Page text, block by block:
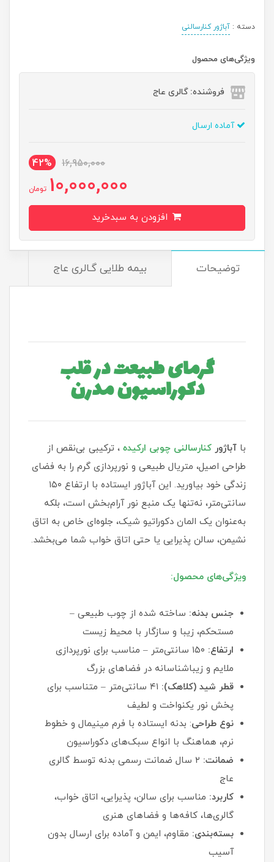
دسته : آباژور کنارسالنی
ویژگی‌های محصول
فروشنده: گالری عاج
آماده ارسال
16,950,000
42%
10,000,000 تومان
توضیحات بیمه طلایی گـالری عاج
گرمای طبیعت در قلب
دکوراسیون مدرن
با آباژور کنارسالنی چوبی ارکیده ، ترکیبی بی‌نقص از
طراحی اصیل، متریال طبیعی و نورپردازی گرم را به فضای
زندگی خود بیاورید. این آباژور ایستاده با ارتفاع ۱۵۰
سانتی‌متر، نه‌تنها یک منبع نور آرام‌بخش است، بلکه
به‌عنوان یک المان دکوراتیو شیک، جلوه‌ای خاص به اتاق
نشیمن، سالن پذیرایی یا حتی اتاق خواب شما می‌بخشد.
ویژگی‌های محصول:
جنس بدنه: ساخته شده از چوب طبیعی –
مستحکم، زیبا و سازگار با محیط زیست
ارتفاع:
۱۵۰ سانتی‌متر – مناسب برای نورپردازی
ملایم و زیباشناسانه در فضاهای بزرگ
قطر شید (کلاهک):
۴۱ سانتی‌متر – متناسب برای
پخش نور یکنواخت و لطیف
نوع طراحی: بدنه ایستاده با فرم مینیمال و خطوط
نرم، هماهنگ با انواع سبک‌های دکوراسیون
ضمانت:
۲ سال ضمانت رسمی بدنه توسط گالری
عاج
کاربرد: مناسب برای سالن، پذیرایی، اتاق خواب،
گالری‌ها، کافه‌ها و فضاهای هنری
بسته‌بندی: مقاوم، ایمن و آماده برای ارسال بدون
آسیب